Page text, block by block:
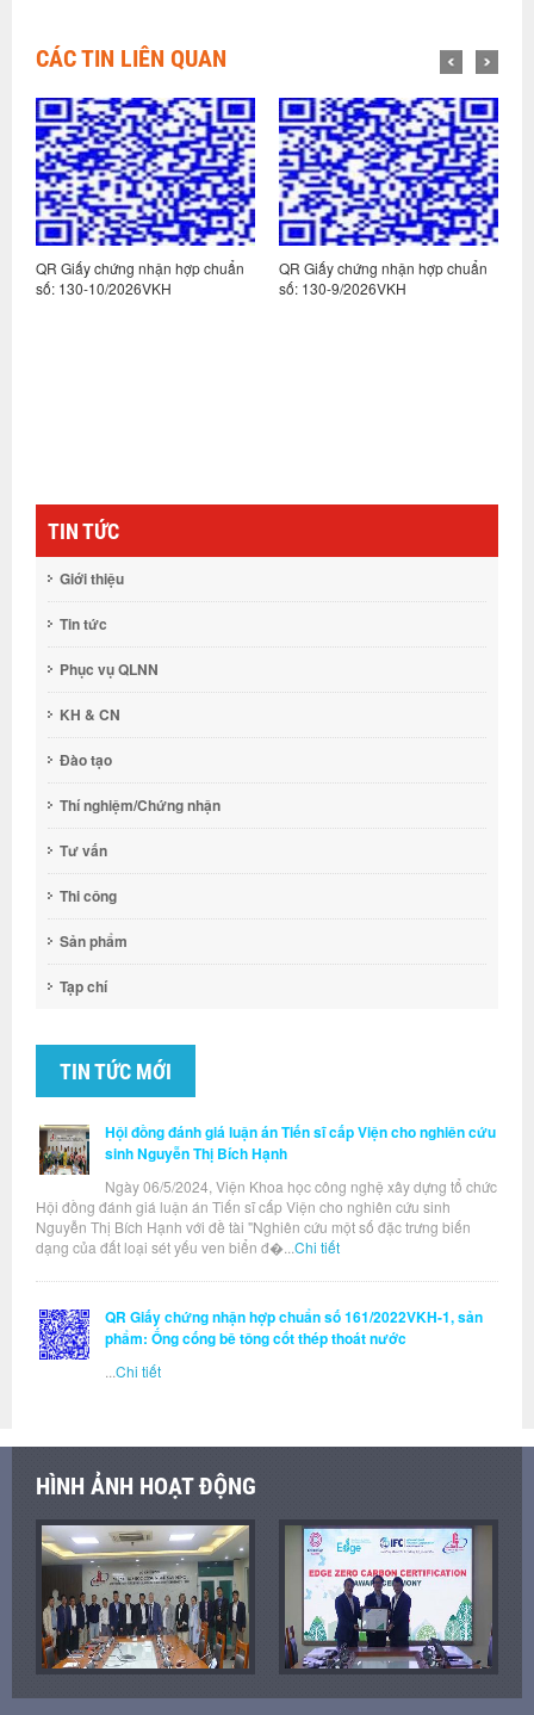
CÁC TIN LIÊN QUAN
QR Giấy chứng nhận hợp chuẩn
số: 130-10/2026VKH
QR Giấy chứng nhận hợp chuẩn
số: 130-9/2026VKH
TIN TỨC
Giới thiệu
Tin tức
Phục vụ QLNN
KH & CN
Đào tạo
Thí nghiệm/Chứng nhận
Tư vấn
Thi công
Sản phẩm
Tạp chí
TIN TỨC MỚI
Hội đồng đánh giá luận án Tiến sĩ cấp Viện cho nghiên cứu
sinh Nguyễn Thị Bích Hạnh
Ngày 06/5/2024, Viện Khoa học công nghệ xây dựng tổ chức
Hội đồng đánh giá luận án Tiến sĩ cấp Viện cho nghiên cứu sinh
Nguyễn Thị Bích Hạnh với đề tài "Nghiên cứu một số đặc trưng biến
dạng của đất loại sét yếu ven biển đ�... Chi tiết
QR Giấy chứng nhận hợp chuẩn số 161/2022VKH-1, sản
phẩm: Ống cống bê tông cốt thép thoát nước
Chi tiết
HÌNH ẢNH HOẠT ĐỘNG